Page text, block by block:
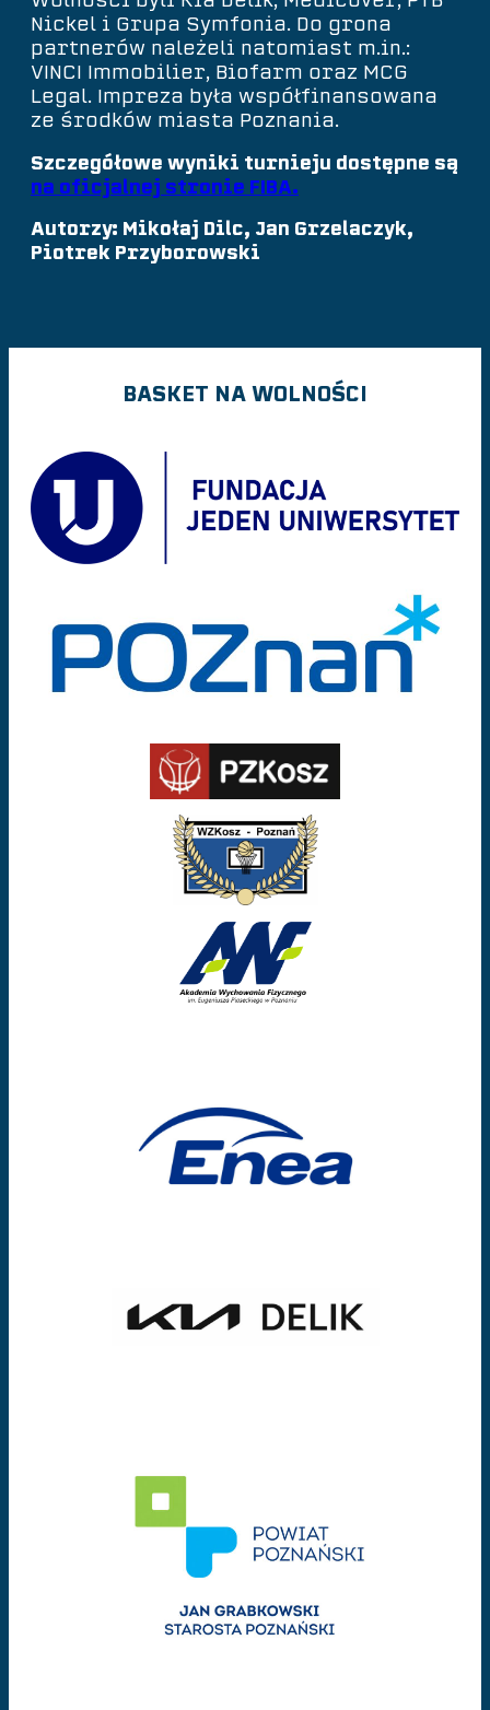
Nickel i Grupa Symfonia. Do grona
partnerów należeli natomiast m.in.:
VINCI Immobilier, Biofarm oraz MCG
Legal. Impreza była współfinansowana
ze środków miasta Poznania.
Szczegółowe wyniki turnieju dostępne są
na oficjalnej stronie FIBA.
Autorzy: Mikołaj Dilc, Jan Grzelaczyk,
Piotrek Przyborowski
BASKET NA WOLNOŚCI